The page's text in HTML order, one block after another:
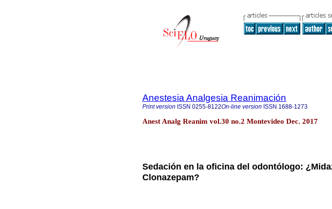
Anestesia Analgesia Reanimación
Print version ISSN 0255-8122On-line version ISSN 1688-1273
Anest Analg Reanim vol.30 no.2 Montevideo Dec. 2017
Sedación en la oficina del odontólogo:
Clonazepam?